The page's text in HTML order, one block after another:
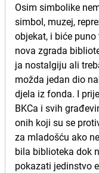
Osim simbolike
simbol, muzej,
objekat, i biće
nova zgrada
ja nostalgiju ali
možda jedan dio
djela iz fonda. I
BKCa i svih
onih koji su se
za mladošću ako
bila biblioteka dok
pokazati jedinstvo